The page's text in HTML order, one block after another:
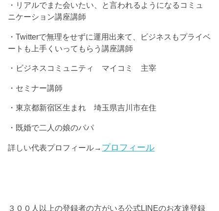
・リアルでまた会いたい、と言われるようになるコミュ
ニケーション講座講師
・Twitterで無理をせずに運用出来て、ビジネスもプライベ
ートも上手くいってもらう講座講師
・ビジネスコミュニティ マイコミ 主宰
・セミナー講師
・東京都新宿区生まれ 埼玉県吉川市在住
・既婚で二人の娘のパパ
詳しい代表プロフィール→ プロフィール
３００人以上の登録者の方がいる公式LINEのお友達登録